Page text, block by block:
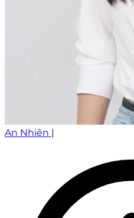
An Nhiên |